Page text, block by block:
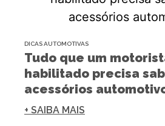
DICAS AUTOMOTIVAS
Tudo que um
habilitado precisa
acessórios
+ SAIBA MAIS